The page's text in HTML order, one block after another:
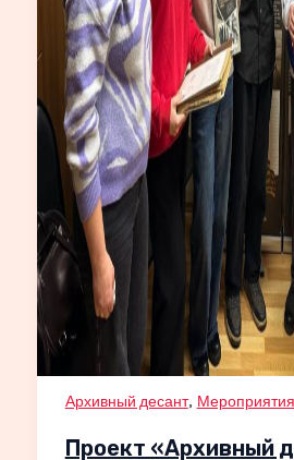
Архивный десант, Мероприятия
Проект «Архивный